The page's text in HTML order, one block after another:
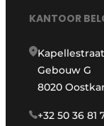
KANTOOR
Kapellestraat
Gebouw G
8020
+32 50 36 81